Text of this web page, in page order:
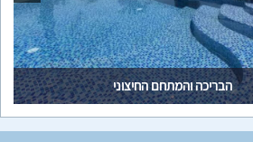
הבריכה והמתחם החיצוני